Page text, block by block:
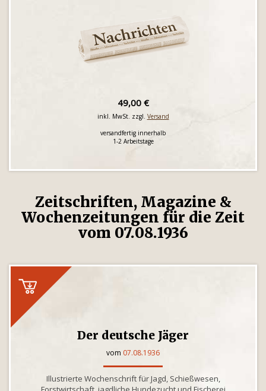
49,00 €
inkl. MwSt. zzgl. Versand
versandfertig innerhalb
1-2 Arbeitstage
Zeitschriften, Magazine &
Wochenzeitungen für die Zeit
vom 07.08.1936
Der deutsche Jäger
vom 07.08.1936
Illustrierte Wochenschrift für Jagd, Schießwesen,